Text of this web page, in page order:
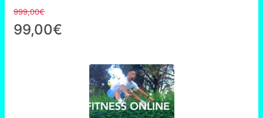
99,00€
999,00€